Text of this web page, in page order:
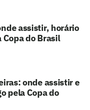
assistir, horário
Copa do Brasil
onde assistir e
pela Copa do